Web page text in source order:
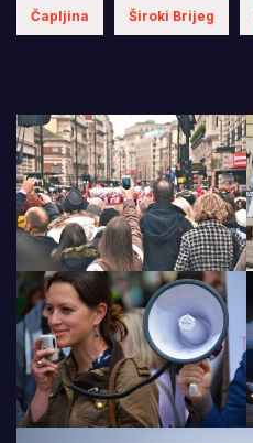
Čapljina Široki Brijeg